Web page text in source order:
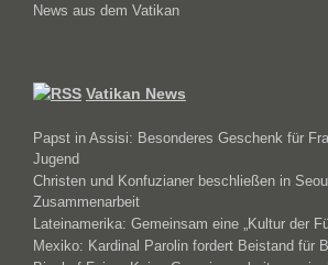
News aus dem Vatikan
Vatikan News
Papst in Assisi: Besonderes Geschenk für
Jugend
Christen und Konfuzianer beschließen in
Zusammenarbeit
Lateinamerika: Gemeinsam eine „Kultur der
Mexiko: Kardinal Parolin fordert Beistand für